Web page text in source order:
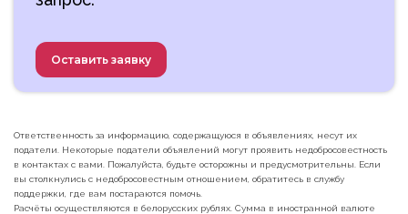
Оставить заявку
Ответственность за информацию, содержащуюся в объявлениях, несут их
податели. Некоторые податели объявлений могут проявить недобросовестность
в контактах с вами. Пожалуйста, будьте осторожны и предусмотрительны. Если
вы столкнулись с недобросовестным отношением, обратитесь в службу
поддержки, где вам постараются помочь.
Расчёты осуществляются в белорусских рублях. Сумма в иностранной валюте